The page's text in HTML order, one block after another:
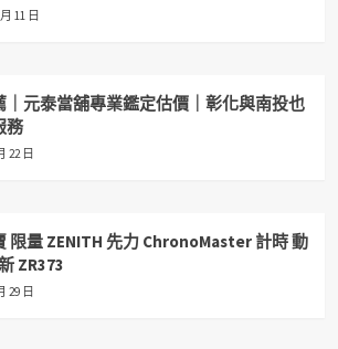
11 日
｜元泰當舖專業鑑定估價｜彰化與南投也
務
22 日
限量 ZENITH 先力 ChronoMaster 計時 動
ZR373
29 日